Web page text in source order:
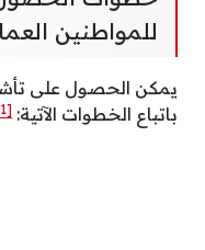
للمواطنين
يمكن الحصول على
باتباع الخطوات الآتية: [1]